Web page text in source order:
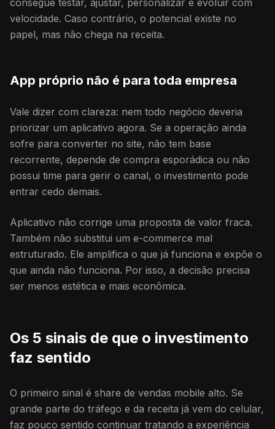
consegue testar, ajustar, personalizar e evoluir com
velocidade. Caso contrário, o potencial existe no
papel, mas não chega na receita.
App próprio não é para toda empresa
Vale dizer com clareza: nem todo negócio deveria
priorizar um aplicativo agora. Se a operação ainda
sofre para converter no site, não tem base
recorrente, depende de compra esporádica ou não
possui time para gerir o canal, o investimento pode
entrar cedo demais.
Aplicativo não corrige uma proposta de valor fraca.
Também não substitui um e-commerce mal
estruturado. Ele amplifica o que já funciona e expõe o
que ainda não funciona. Por isso, a decisão precisa
ser menos estética e mais econômica.
Os 5 sinais de que o investimento
faz sentido
O primeiro sinal é share de vendas mobile alto. Se
grande parte do tráfego e da receita já vem do celular,
faz pouco sentido continuar tratando a experiência